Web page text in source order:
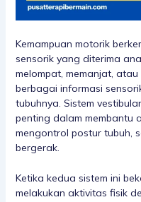
Kemampuan motorik
sensorik yang diterima
melompat, memanjat,
berbagai informasi
tubuhnya. Sistem
penting dalam membantu
mengontrol postur tubuh,
bergerak.
Ketika kedua sistem ini
melakukan aktivitas fisik